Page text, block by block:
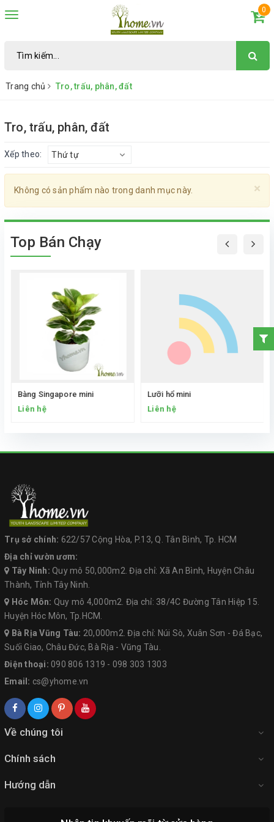
Toggle
0
Trang chủ Tro, trấu, phân, đất
Tro, trấu, phân, đất
Xếp theo: Thứ tự
×
Không có sản phẩm nào trong danh mục này.
Top Bán Chạy
Bàng Singapore mini
Liên hệ
Lưỡi hổ mini
Liên hệ
Trụ sở chính: 622/57 Cộng Hòa, P.13, Q. Tân Bình, Tp. HCM
Địa chỉ vườn ươm:
Tây Ninh: Quy mô 50,000m2. Địa chỉ: Xã An Bình, Huyện Châu
Thành, Tỉnh Tây Ninh.
Hóc Môn: Quy mô 4,000m2. Địa chỉ: 38/4C Đường Tân Hiệp 15.
Huyện Hóc Môn, Tp.HCM.
Bà Rịa Vũng Tàu: 20,000m2. Địa chỉ: Núi Sò, Xuân Sơn - Đá Bạc,
Suối Giao, Châu Đức, Bà Rịa - Vũng Tàu.
Điện thoại: 090 806 1319 - 098 303 1303
Email: cs@yhome.vn
Về chúng tôi
Chính sách
Hướng dẫn